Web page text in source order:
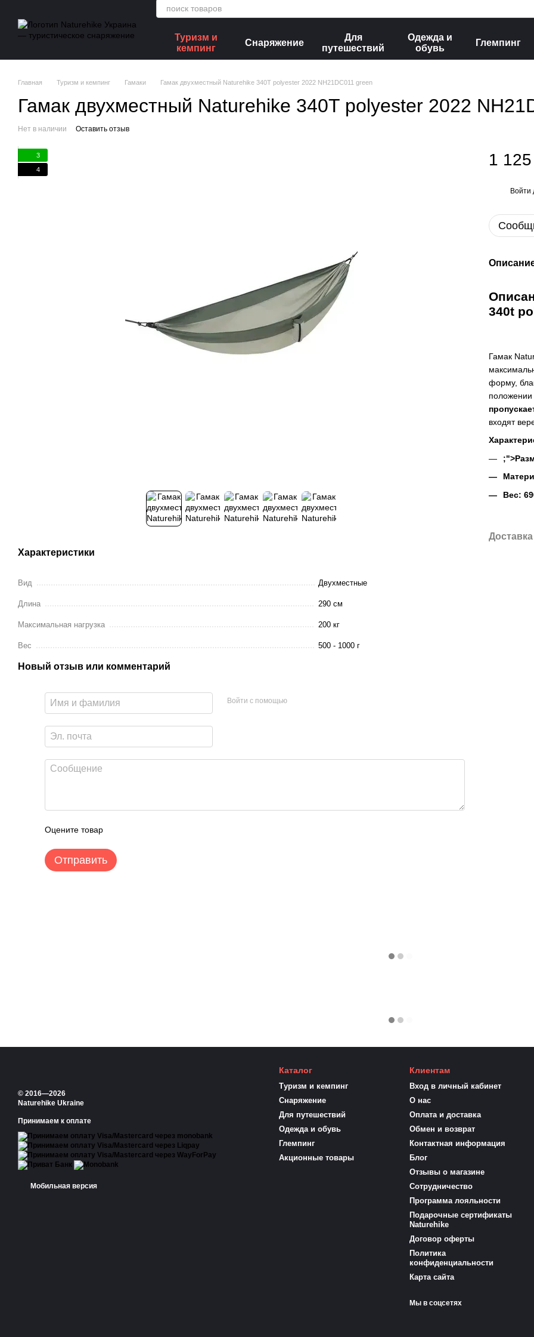
Туризм и
кемпинг
Снаряжение
Для
путешествий
Одежда и
обувь
Глемпинг
Главная Туризм и кемпинг Гамаки Гамак двухместный Naturehike 340T polyester 2022 NH21DC011 green
Гамак двухместный Naturehike 340T polyester 2022
Нет в наличии Оставить отзыв
3
4
Характеристики
Вид Двухместные
Длина 290 см
Максимальная нагрузка 200 кг
Вес 500 - 1000 г
Новый отзыв или комментарий
Войти с помощью
Оцените товар
Отправить
1 125
Войти
340t
Гамак
форму,
входят
;">
Вес:
Доставка
© 2016—2026
Naturehike Ukraine
Принимаем к оплате
Мобильная версия
Каталог
Туризм и кемпинг
Снаряжение
Для путешествий
Одежда и обувь
Глемпинг
Акционные товары
Клиентам
Вход в личный кабинет
О нас
Оплата и доставка
Обмен и возврат
Контактная информация
Блог
Отзывы о магазине
Сотрудничество
Программа лояльности
Подарочные сертификаты
Naturehike
Договор оферты
Политика
конфиденциальности
Карта сайта
Мы в соцсетях